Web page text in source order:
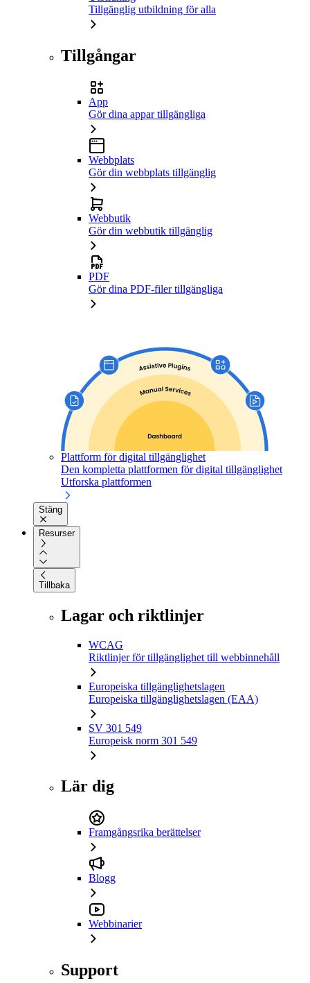
Tillgänglig utbildning för alla
Tillgångar
App
Gör dina appar tillgängliga
Webbplats
Gör din webbplats tillgänglig
Webbutik
Gör din webbutik tillgänglig
PDF
Gör dina PDF-filer tillgängliga
Plattform för digital tillgänglighet
Den kompletta plattformen för digital tillgänglighet
Utforska plattformen
Stäng
Resurser
Tillbaka
Lagar och riktlinjer
WCAG
Riktlinjer för tillgänglighet till webbinnehåll
Europeiska tillgänglighetslagen
Europeiska tillgänglighetslagen (EAA)
SV 301 549
Europeisk norm 301 549
Lär dig
Framgångsrika berättelser
Blogg
Webbinarier
Support